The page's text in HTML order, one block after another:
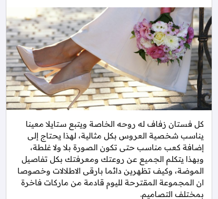
كل فستان زفاف له روحه الخاصة ويتبع ستايلا معينا
يناسب شخصية العروس بكل مثالية، لهذا يحتاج إلى
إضافة كعب مناسب حتى تكون الصورة بلا ولا غلطة،
وبهذا يتكلم الجميع عن روعتك ومعرفتك بكل تفاصيل
الموضة، وكيف تظهرين دائما بارقى الاطلالات وخصوصا
ان المجموعة المقترحة لليوم قادمة من ماركات فاخرة
بمختلف التصاميم.